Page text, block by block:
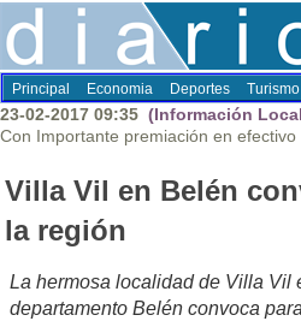
Principal Economia Deportes Turismo
23-02-2017 09:35 (Información
Con Importante premiación en efectivo
Villa Vil en Belén
la región
La hermosa localidad de Villa Vil
departamento Belén convoca